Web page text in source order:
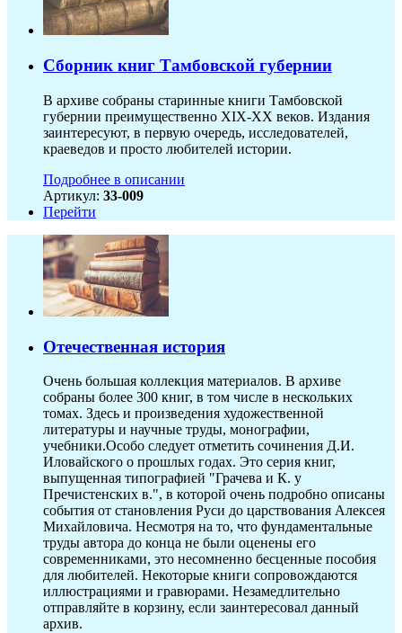
Сборник книг Тамбовской губернии
В архиве собраны старинные книги Тамбовской
губернии преимущественно XIX-ХХ веков. Издания
заинтересуют, в первую очередь, исследователей,
краеведов и просто любителей истории.
Подробнее в описании
Артикул: 33-009
Перейти
Отечественная история
Очень большая коллекция материалов. В архиве
собраны более 300 книг, в том числе в нескольких
томах. Здесь и произведения художественной
литературы и научные труды, монографии,
учебники.Особо следует отметить сочинения Д.И.
Иловайского о прошлых годах. Это серия книг,
выпущенная типографией "Грачева и К. у
Пречистенских в.", в которой очень подробно описаны
события от становления Руси до царствования Алексея
Михайловича. Несмотря на то, что фундаментальные
труды автора до конца не были оценены его
современниками, это несомненно бесценные пособия
для любителей. Некоторые книги сопровождаются
иллюстрациями и гравюрами. Незамедлительно
отправляйте в корзину, если заинтересовал данный
архив.